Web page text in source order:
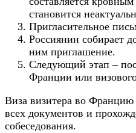
становится
Пригласительное
Россиянин собирает
ним приглашение.
Следующий этап –
Франции или
Виза визитера во Францию
всех документов и
собеседования.